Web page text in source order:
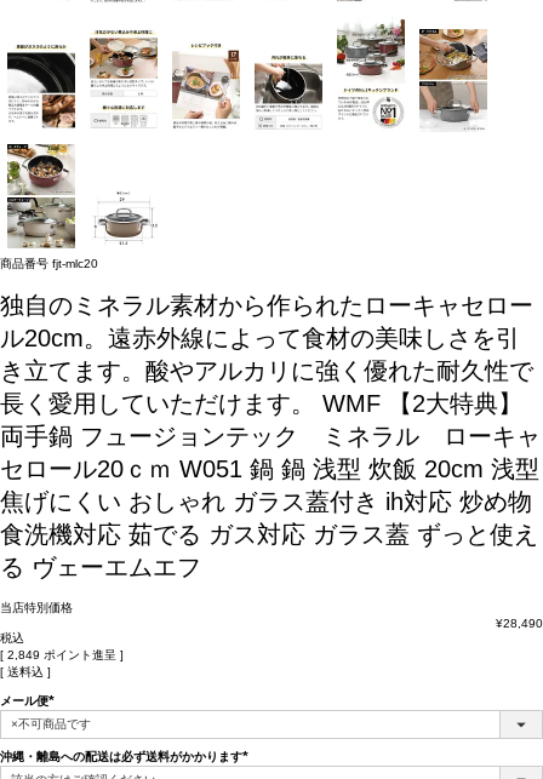
商品番号 fjt-mlc20
独自のミネラル素材から作られたローキャセロー
ル20cm。遠赤外線によって食材の美味しさを引
き立てます。酸やアルカリに強く優れた耐久性で
長く愛用していただけます。
WMF 【2大特典】
両手鍋 フュージョンテック ミネラル ローキャ
セロール20ｃｍ W051 鍋 鍋 浅型 炊飯 20cm 浅型
焦げにくい おしゃれ ガラス蓋付き ih対応 炒め物
食洗機対応 茹でる ガス対応 ガラス蓋 ずっと使え
る ヴェーエムエフ
当店特別価格
¥28,490
税込
[ 2,849 ポイント進呈 ]
送料込
メール便
(必
須)
沖縄・離島への配送は必ず送料がかかります